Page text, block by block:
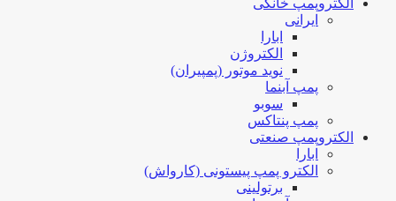
ایرانی
ابارا
الکتروژن
نوید موتور (پمپیران)
پمپ آبنما
سوبو
پمپ پنتاکس
الکتروپمپ صنعتی
ابارا
الکترو پمپ پیستونی (کارواش)
برتولینی